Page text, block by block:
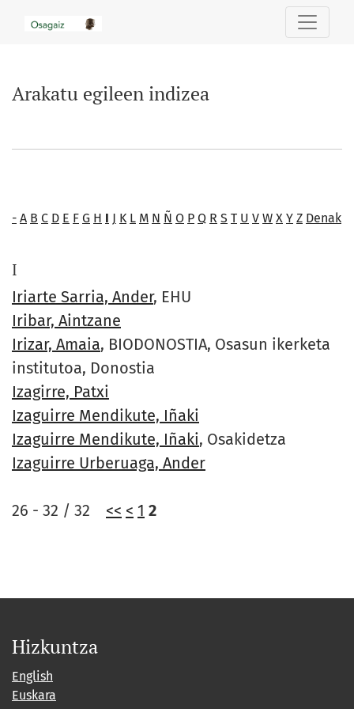
Arakatu egileen indizea
- A B C D E F G H I J K L M N Ñ O P Q R S T U V W X Y Z Denak
I
Iriarte Sarria, Ander, EHU
Iribar, Aintzane
Irizar, Amaia, BIODONOSTIA, Osasun ikerketa
institutoa, Donostia
Izagirre, Patxi
Izaguirre Mendikute, Iñaki
Izaguirre Mendikute, Iñaki, Osakidetza
Izaguirre Urberuaga, Ander
26 - 32 / 32 << < 1 2
Hizkuntza
English
Euskara